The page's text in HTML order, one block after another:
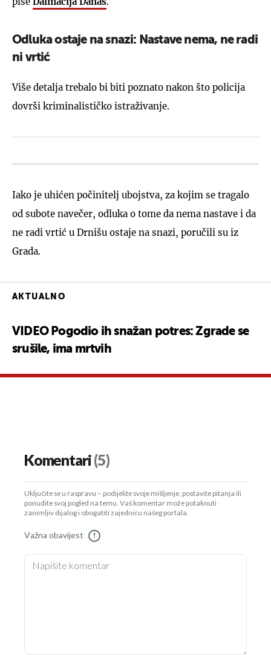
Odluka ostaje na snazi: Nastave nema, ne radi
ni vrtić
Više detalja trebalo bi biti poznato nakon što policija
dovrši kriminalističko istraživanje.
Iako je uhićen počinitelj ubojstva, za kojim se tragalo
od subote navečer, odluka o tome da nema nastave i da
ne radi vrtić u Drnišu ostaje na snazi, poručili su iz
Grada.
AKTUALNO
VIDEO Pogodio ih snažan potres: Zgrade se
srušile, ima mrtvih
Komentari(5)
Uključite se u raspravu – podijelite svoje mišljenje, postavite pitanja ili
ponudite svoj pogled na temu. Vaš komentar može potaknuti
zanimljiv dijalog i obogatiti zajednicu našeg portala.
Važna obavijest !